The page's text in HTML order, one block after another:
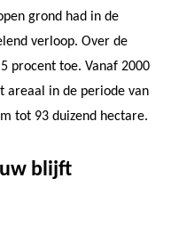
grond had in de
verloop. Over de
procent toe. Vanaf 2000
areaal in de periode van
tot 93 duizend hectare.
blijft